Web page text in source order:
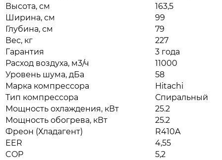
Высота, см
163,5
Ширина, см
99
Глубина, см
79
Вес, кг
227
Гарантия
3 года
Расход воздуха, м3/ч
11000
Уровень шума, дБа
58
Марка компрессора
Hitachi
Тип компрессора
Спиральный
Мощность охлаждения, кВт
25.2
Мощность обогрева, кВт
25.2
Фреон (Хладагент)
R410A
EER
4,55
COP
5,2